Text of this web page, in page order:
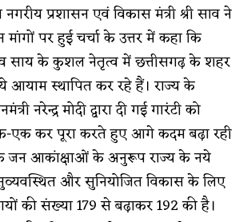
प्रशासन एवं विकास मंत्री श्री साव ने
पर हुई चर्चा के उत्तर में कहा कि
साय के कुशल नेतृत्व में छत्तीसगढ़ के शहर
आयाम स्थापित कर रहे हैं। राज्य के
नरेन्द्र मोदी द्वारा दी गई गारंटी को
एक कर पूरा करते हुए आगे कदम बढ़ा रही
जन आकांक्षाओं के अनुरूप राज्य के नये
और सुनियोजित विकास के लिए
की संख्या 179 से बढ़ाकर 192 की है।